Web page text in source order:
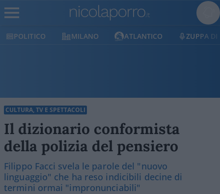
MILANO ATLANTICO ZUPPA DI PORRO
CULTURA, TV E SPETTACOLI
Il dizionario conformista
della polizia del pensiero
Filippo Facci svela le parole del "nuovo
linguaggio" che ha reso indicibili decine di
termini ormai "impronunciabili"